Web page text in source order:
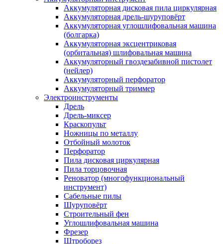
Аккумуляторная дисковая пила циркулярная
Аккумуляторная дрель-шуруповёрт
Аккумуляторная углошлифовальная машина
(болгарка)
Аккумуляторная эксцентриковая
(орбитальная) шлифовальная машина
Аккумуляторный гвоздезабивной пистолет
(нейлер)
Аккумуляторный перфоратор
Аккумуляторный триммер
Электроинструменты
Дрель
Дрель-миксер
Краскопульт
Ножницы по металлу
Отбойный молоток
Перфоратор
Пила дисковая циркулярная
Пила торцовочная
Реноватор (многофункциональный
инструмент)
Сабельные пилы
Шуруповёрт
Строительный фен
Углошлифовальная машина
Фрезер
Штроборез